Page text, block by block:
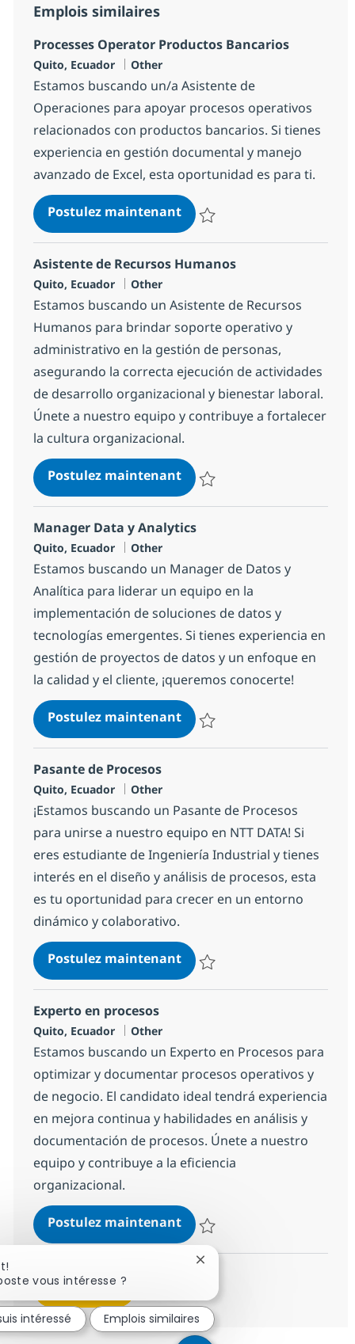
Emplois similaires
Processes Operator Productos Bancarios
Localisation
Quito, Ecuador Catégorie
Other
Estamos buscando un/a Asistente de
Operaciones para apoyar procesos operativos
relacionados con productos bancarios. Si tienes
experiencia en gestión documental y manejo
avanzado de Excel, esta oportunidad es para ti.
Postulez maintenantProcesses Operator
Asistente de Recursos Humanos
Localisation
Quito, Ecuador Catégorie
Other
Estamos buscando un Asistente de Recursos
Humanos para brindar soporte operativo y
administrativo en la gestión de personas,
asegurando la correcta ejecución de actividades
de desarrollo organizacional y bienestar laboral.
Únete a nuestro equipo y contribuye a fortalecer
la cultura organizacional.
Postulez maintenantAsistente de Recursos
Manager Data y Analytics
Localisation
Quito, Ecuador Catégorie
Other
Estamos buscando un Manager de Datos y
Analítica para liderar un equipo en la
implementación de soluciones de datos y
tecnologías emergentes. Si tienes experiencia en
gestión de proyectos de datos y un enfoque en
la calidad y el cliente, ¡queremos conocerte!
Postulez maintenantManager Data y Analytics
Pasante de Procesos
Localisation
Quito, Ecuador Catégorie
Other
¡Estamos buscando un Pasante de Procesos
para unirse a nuestro equipo en NTT DATA! Si
eres estudiante de Ingeniería Industrial y tienes
interés en el diseño y análisis de procesos, esta
es tu oportunidad para crecer en un entorno
dinámico y colaborativo.
Postulez maintenantPasante de Procesos
Experto en procesos
Localisation
Quito, Ecuador Catégorie
Other
Estamos buscando un Experto en Procesos para
optimizar y documentar procesos operativos y
de negocio. El candidato ideal tendrá experiencia
en mejora continua y habilidades en análisis y
documentación de procesos. Únete a nuestro
equipo y contribuye a la eficiencia
organizacional.
Postulez maintenantExperto en procesos
Voir plus
vous intéresse ?
Fermer la notification du
intéressé Emplois similaires